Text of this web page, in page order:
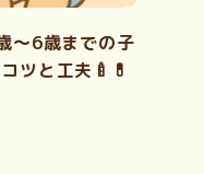
〜6歳までの子
ツと工夫🍼💊